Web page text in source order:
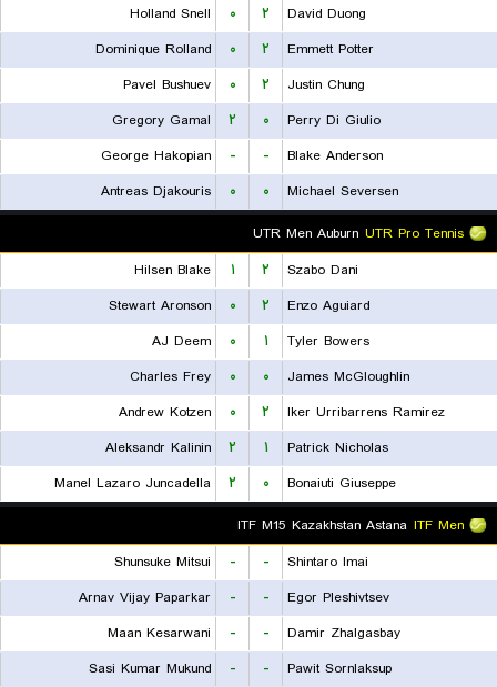
David Duong
۲ ۰
Holland Snell
Emmett Potter
۲ ۰
Dominique Rolland
Justin Chung
۲ ۰
Pavel Bushuev
Perry Di Giulio
۰ ۲
Gregory Gamal
Blake Anderson
-
-
George Hakopian
Michael Seversen
۰ ۰
Antreas Djakouris
UTR Pro Tennis
UTR Men Auburn
Szabo Dani
۲ ۱
Hilsen Blake
Enzo Aguiard
۲ ۰
Stewart Aronson
Tyler Bowers
۱ ۰
AJ Deem
James McGloughlin
۰ ۰
Charles Frey
Iker Urribarrens Ramirez
۲ ۰
Andrew Kotzen
Patrick Nicholas
۱ ۲
Aleksandr Kalinin
Bonaiuti Giuseppe
۰ ۲
Manel Lazaro Juncadella
ITF Men
ITF M15 Kazakhstan Astana
Shintaro Imai
-
-
Shunsuke Mitsui
Egor Pleshivtsev
-
-
Arnav Vijay Paparkar
Damir Zhalgasbay
-
-
Maan Kesarwani
Pawit Sornlaksup
-
-
Sasi Kumar Mukund